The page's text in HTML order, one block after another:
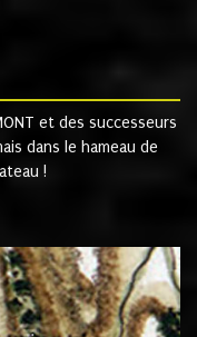
et des successeurs
dans le hameau de
!